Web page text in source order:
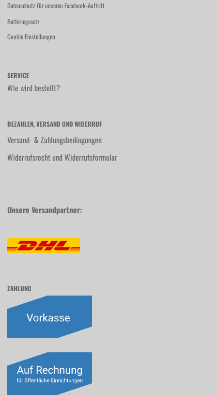
Datenschutz für unseren Facebook-Auftritt
Batteriegesetz
Cookie Einstellungen
SERVICE
Wie wird bestellt?
BEZAHLEN, VERSAND UND WIDERRUF
Versand- & Zahlungsbedingungen
Widerrufsrecht und Widerrufsformular
Unsere Versandpartner:
ZAHLUNG